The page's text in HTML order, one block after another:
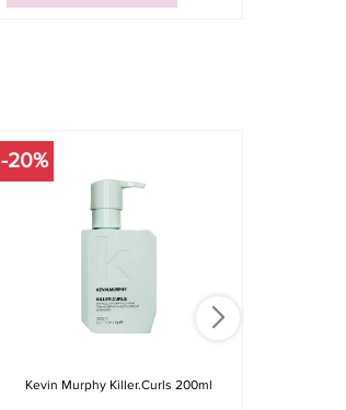
-20%
Kevin Murphy Killer.Curls 200ml